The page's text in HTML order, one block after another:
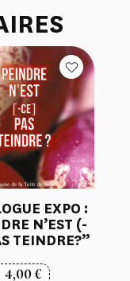
EXPO :
N’EST (-
TEINDRE?”
4,00€